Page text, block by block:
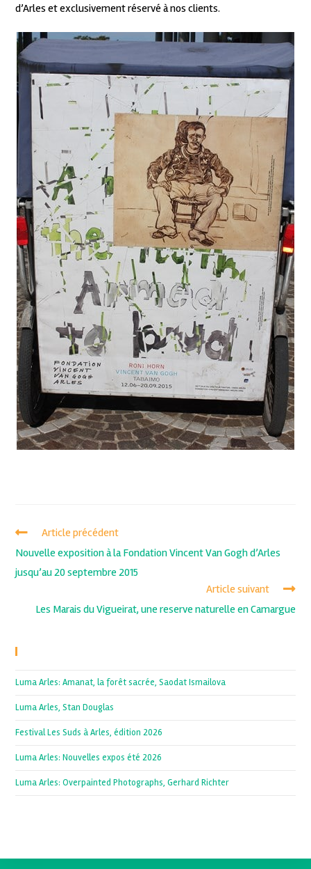
d’Arles et exclusivement réservé à nos clients.
Article précédent
Nouvelle exposition à la Fondation Vincent Van Gogh d’Arles
jusqu’au 20 septembre 2015
Article suivant
Les Marais du Vigueirat, une reserve naturelle en Camargue
Luma Arles: Amanat, la forêt sacrée, Saodat Ismailova
Luma Arles, Stan Douglas
Festival Les Suds à Arles, édition 2026
Luma Arles: Nouvelles expos été 2026
Luma Arles: Overpainted Photographs, Gerhard Richter